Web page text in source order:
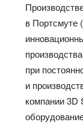
в Портсмуте
при
и
компании 3D